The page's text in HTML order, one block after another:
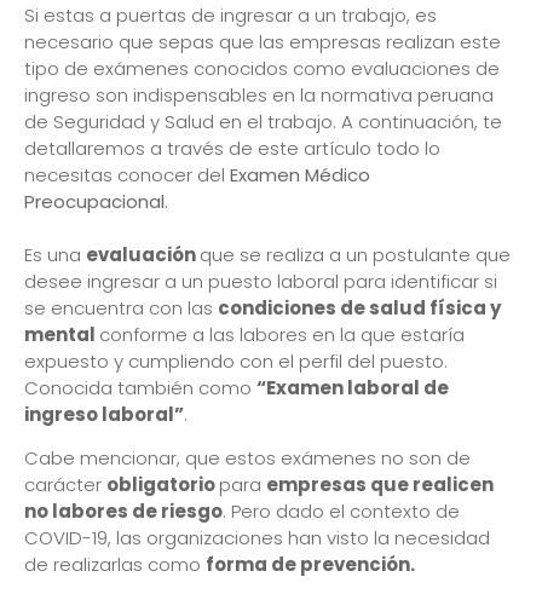
Si estas a puertas de ingresar a un trabajo, es
necesario que sepas que las empresas realizan este
tipo de exámenes conocidos como evaluaciones de
ingreso son indispensables en la normativa peruana
de Seguridad y Salud en el trabajo. A continuación, te
detallaremos a través de este artículo todo lo
necesitas conocer del Examen Médico
Preocupacional.
Es una evaluaciónque se realiza a un postulante que
desee ingresar a un puesto laboral para identificar si
se encuentra con las condiciones de salud física y
mental conforme a las labores en la que estaría
expuesto y cumpliendo con el perfil del puesto.
Conocida también como “Examen laboral de
ingreso laboral”.
Cabe mencionar, que estos exámenes no son de
carácter obligatoriopara empresas que realicen
no labores de riesgo. Pero dado el contexto de
COVID-19, las organizaciones han visto la necesidad
de realizarlas como forma de prevención.